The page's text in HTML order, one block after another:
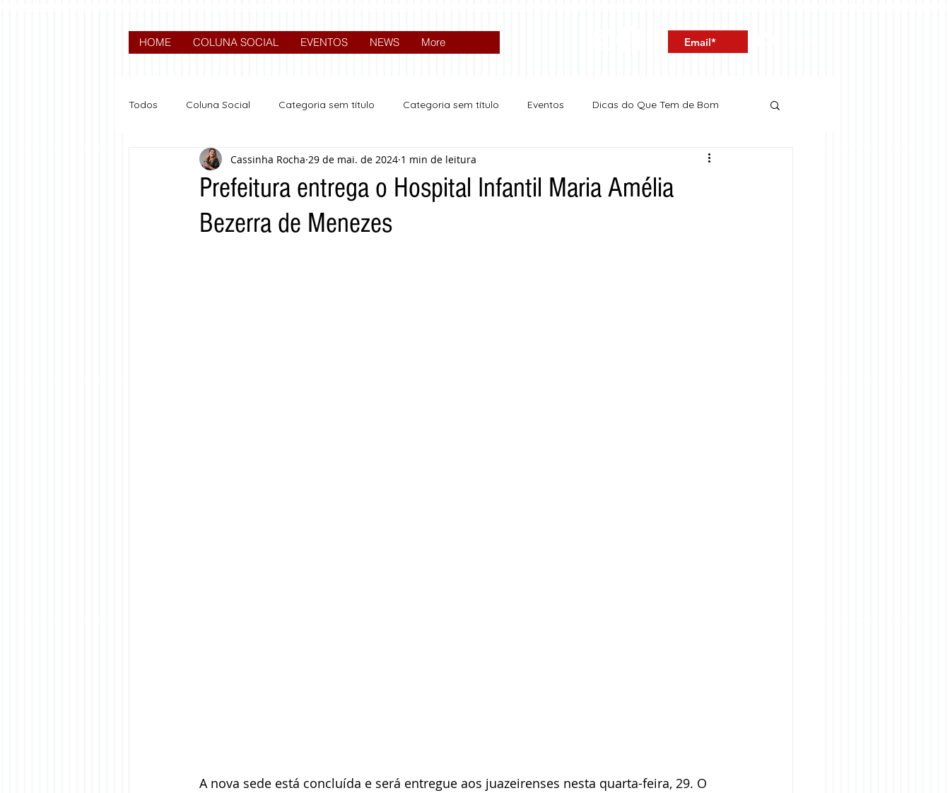
HOME COLUNA SOCIAL EVENTOS NEWS More
Todos Coluna Social Categoria sem título Categoria sem título Eventos Dicas do Que Tem de Bom
Nova categoria Expocrato 2024 Política
Prefeitura entrega o Hospital Infantil Maria Amélia
Bezerra de Menezes
Cassinha Rocha 29 de mai. de 2024 1 min de leitura
A nova sede está concluída e será entregue aos juazeirenses nesta quarta-feira, 29. O